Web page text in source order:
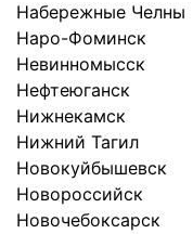
Набережные Челны
Наро-Фоминск
Невинномысск
Нефтеюганск
Нижнекамск
Нижний Тагил
Новокуйбышевск
Новороссийск
Новочебоксарск